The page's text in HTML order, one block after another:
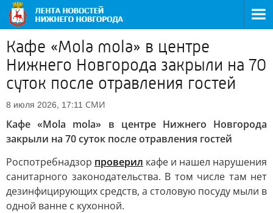
Кафе «Mola mola» в центре
Нижнего Новгорода закрыли на 70
суток после отравления гостей
8 июля 2026, 17:11 СМИ
Кафе «Mola mola» в центре Нижнего Новгорода
закрыли на 70 суток после отравления гостей
Роспотребнадзор проверил кафе и нашел нарушения
санитарного законодательства. В том числе там нет
дезинфицирующих средств, а столовую посуду мыли в
одной ванне с кухонной.